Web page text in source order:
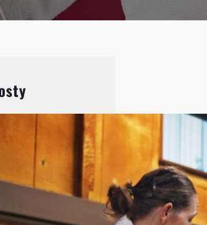
do
walki i jej
mniej znane niż
jest jedną z